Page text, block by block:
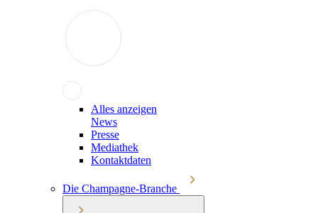
Alles anzeigen
News
Presse
Mediathek
Kontaktdaten
Die Champagne-Branche